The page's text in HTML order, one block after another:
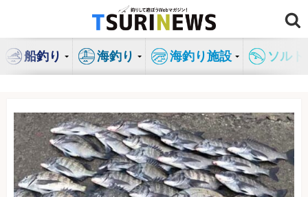
ン
船釣り 海釣り 海釣り施設 ソル